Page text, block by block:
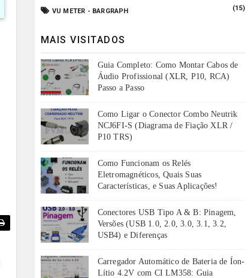
VU METER - BARGRAPH (15)
MAIS VISITADOS
Guia Completo: Como Montar Cabos de
Áudio Profissional (XLR, P10, RCA)
Passo a Passo
Como Ligar o Conector Combo Neutrik
NCJ6FI-S (Diagrama de Fiação XLR /
P10 TRS)
Como Funcionam os Relés
Eletromagnéticos, Quais Suas
Características, e Suas Aplicações!
Conectores USB Tipo A & B: Pinagem,
Versões (USB 1.0, 2.0, 3.0, 3.1, 3.2,
USB4) e Diferenças
Carregador Automático de Bateria de Íon-
Lítio 4.2V com CI LM358: Guia